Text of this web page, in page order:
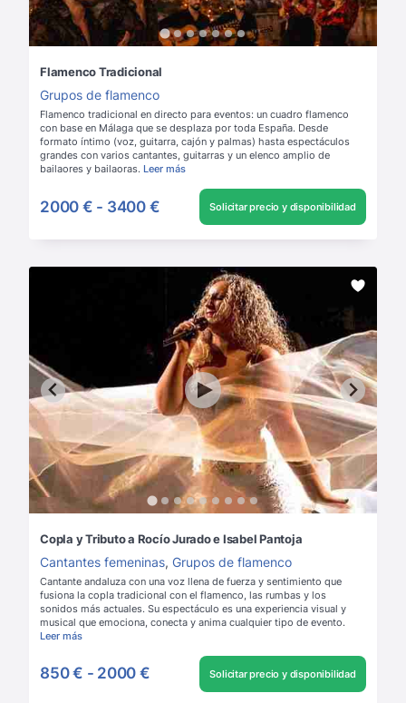
Flamenco Tradicional
Grupos de flamenco
Flamenco tradicional en directo para eventos: un cuadro flamenco
con base en Málaga que se desplaza por toda España. Desde
formato íntimo (voz, guitarra, cajón y palmas) hasta espectáculos
grandes con varios cantantes, guitarras y un elenco amplio de
bailaores y bailaoras. Leer más
2000 € - 3400 € Solicitar precio y disponibilidad
Copla y Tributo a Rocío Jurado e Isabel Pantoja
Cantantes femeninas, Grupos de flamenco
Cantante andaluza con una voz llena de fuerza y sentimiento que
fusiona la copla tradicional con el flamenco, las rumbas y los
sonidos más actuales. Su espectáculo es una experiencia visual y
musical que emociona, conecta y anima cualquier tipo de evento.
Leer más
850 € - 2000 € Solicitar precio y disponibilidad